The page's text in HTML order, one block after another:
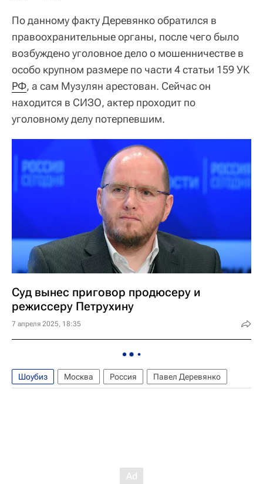
По данному факту Деревянко обратился в
правоохранительные органы, после чего было
возбуждено уголовное дело о мошенничестве в
особо крупном размере по части 4 статьи 159 УК
РФ, а сам Музулян арестован. Сейчас он
находится в СИЗО, актер проходит по
уголовному делу потерпевшим.
Суд вынес приговор продюсеру и
режиссеру Петрухину
7 апреля 2025, 18:35
Шоубиз Москва Россия Павел Деревянко